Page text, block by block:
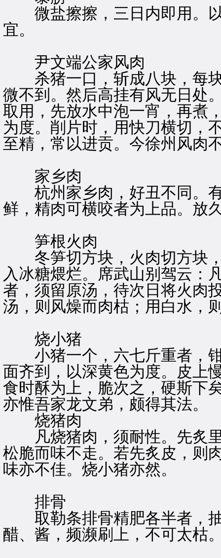
微盐擦擦，三日内即用。以
宜。
尹文端公家风肉
杀猪一口，斩成八块，每块
微不到。然后高挂有风无日处
取用，先放水中泡一宵，再煮
为度。削片时，用快刀横切，
至精，常以进贡。今徐州风肉
家乡肉
杭州家乡肉，好丑不同。有
鲜，精肉可横咬者为上品。放
笋根火肉
冬笋切方块，火肉切方块，
入冰糖煨烂。席武山别驾云：
者，须留原汤，待次日将火肉
汤，则风燥而肉枯；用白水，
烧小猪
小猪一个，六七斤重者，钳
面齐到，以深黄色为度。皮上
食时酥为上，脆次之，硬斯下
亦惟吾家龙文弟，颇得其法。
烧猪肉
凡烧猪肉，须耐性。先炙里
松脆而味不走。若先炙皮，则
味亦不佳。烧小猪亦然。
排骨
取勒条排骨精肥各半者，抽
醋、酱，频濒刷上，不可太枯